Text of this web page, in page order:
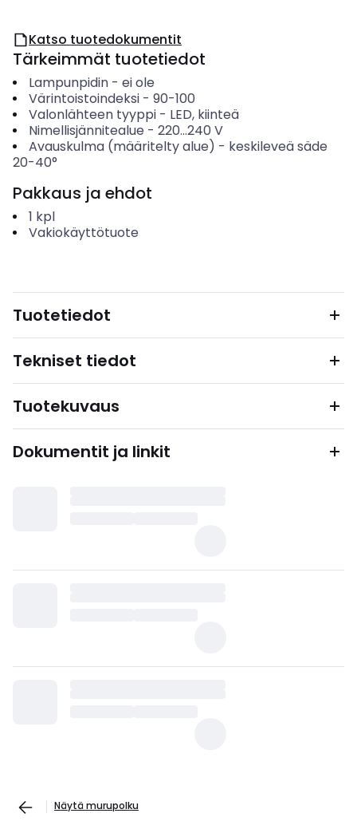
Katso tuotedokumentit
Tärkeimmät tuotetiedot
Lampunpidin- ei ole
Värintoistoindeksi- 90-100
Valonlähteen tyyppi- LED, kiinteä
Nimellisjännitealue - 220...240 V
Avauskulma (määritelty alue) - keskileveä säde
20-40°
Pakkaus ja ehdot
1 kpl
Vakiokäyttötuote
Tuotetiedot
Tekniset tiedot
Tuotekuvaus
Dokumentit ja linkit
Näytä murupolku